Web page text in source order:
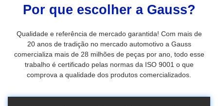
Por que escolher a Gauss?
Qualidade e referência de mercado garantida! Com mais de
20 anos de tradição no mercado automotivo a Gauss
comercializa mais de 28 milhões de peças por ano, todo esse
trabalho é certificado pelas normas da ISO 9001 o que
comprova a qualidade dos produtos comercializados.